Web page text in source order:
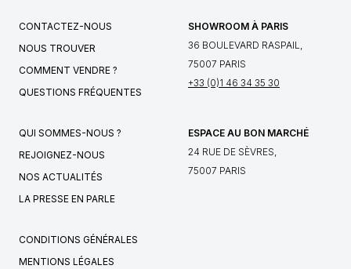
CONTACTEZ-NOUS
NOUS TROUVER
COMMENT VENDRE ?
QUESTIONS FRÉQUENTES
SHOWROOM À PARIS
36 BOULEVARD RASPAIL,
75007 PARIS
+33 (0)1 46 34 35 30
QUI SOMMES-NOUS ?
REJOIGNEZ-NOUS
NOS ACTUALITÉS
LA PRESSE EN PARLE
ESPACE AU BON MARCHÉ
24 RUE DE SÈVRES,
75007 PARIS
CONDITIONS GÉNÉRALES
MENTIONS LÉGALES